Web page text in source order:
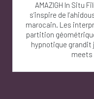
AMAZIGH In Situ
s’inspire de
marocain. Les
partition
hypnotique grandit
meets